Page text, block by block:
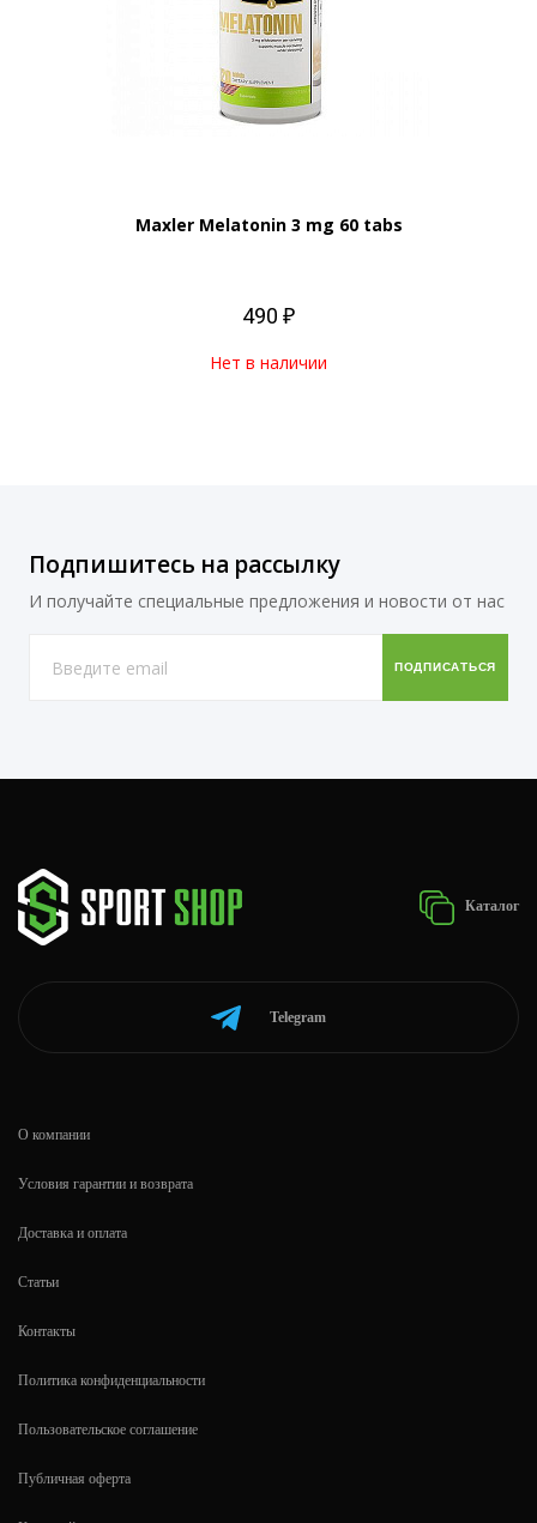
Maxler Melatonin 3 mg 60 tabs
490 ₽
Нет в наличии
Подпишитесь на рассылку
И получайте специальные предложения и новости от нас
Каталог
Telegram
О компании
Условия гарантии и возврата
Доставка и оплата
Статьи
Контакты
Политика конфиденциальности
Пользовательское соглашение
Публичная оферта